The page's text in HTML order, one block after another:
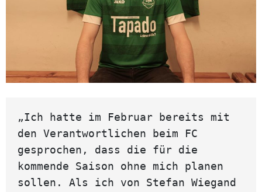
„Ich hatte im Februar bereits mit
den Verantwortlichen beim FC
gesprochen, dass die für die
kommende Saison ohne mich planen
sollen. Als ich von Stefan Wiegand